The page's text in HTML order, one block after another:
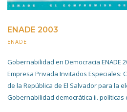
ENADE 2003
ENADE
Gobernabilidad en Democracia ENADE
Empresa Privada Invitados Especiales:
de la República de El Salvador para la
Gobernabilidad democrática ii. políticas